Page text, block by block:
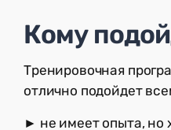
Кому
Тренировочная
отлично подойдет
► не имеет опыта, но